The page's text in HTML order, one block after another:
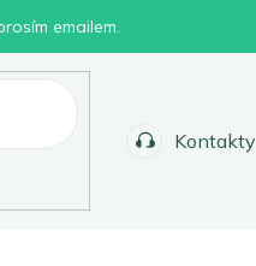
emailem.
Kontakty